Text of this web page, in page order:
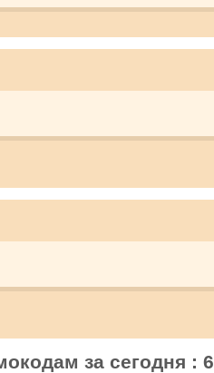
за сегодня : 6